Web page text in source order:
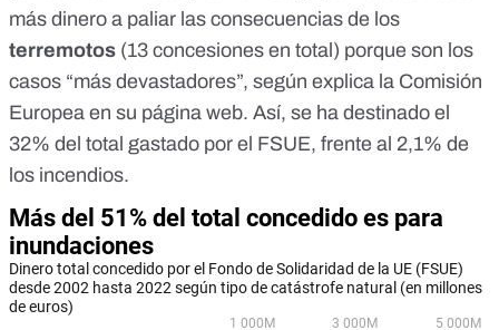
más dinero a paliar las consecuencias de los
terremotos (13 concesiones en total) porque son los
casos “más devastadores”, según explica la Comisión
Europea en su página web. Así, se ha destinado el
32% del total gastado por el FSUE, frente al 2,1% de
los incendios.